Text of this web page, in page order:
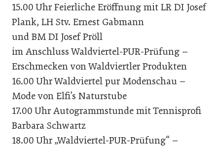
15.00 Uhr Feierliche Eröffnung mit LR DI Josef
Plank, LH Stv. Ernest Gabmann
und BM DI Josef Pröll
im Anschluss Waldviertel-PUR-Prüfung –
Erschmecken von Waldviertler Produkten
16.00 Uhr Waldviertel pur Modenschau –
Mode von Elfi’s Naturstube
17.00 Uhr Autogrammstunde mit Tennisprofi
Barbara Schwartz
18.00 Uhr „Waldviertel-PUR-Prüfung“ –